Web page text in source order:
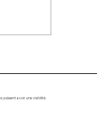
puissent avoir une visibilité.